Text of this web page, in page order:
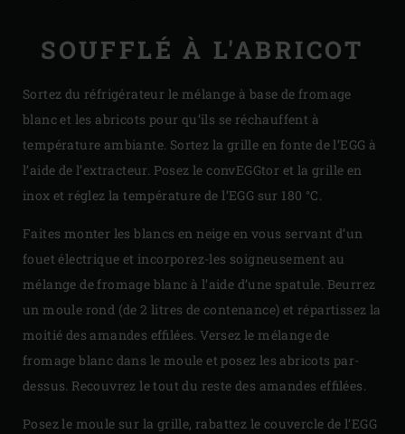
SOUFFLÉ À L'ABRICOT
Sortez du réfrigérateur le mélange à base de fromage
blanc et les abricots pour qu’ils se réchauffent à
température ambiante. Sortez la grille en fonte de l’EGG à
l’aide de l’extracteur. Posez le convEGGtor et la grille en
inox et réglez la température de l’EGG sur 180 °C.
Faites monter les blancs en neige en vous servant d’un
fouet électrique et incorporez-les soigneusement au
mélange de fromage blanc à l’aide d’une spatule. Beurrez
un moule rond (de 2 litres de contenance) et répartissez la
moitié des amandes effilées. Versez le mélange de
fromage blanc dans le moule et posez les abricots par-
dessus. Recouvrez le tout du reste des amandes effilées.
Posez le moule sur la grille, rabattez le couvercle de l’EGG